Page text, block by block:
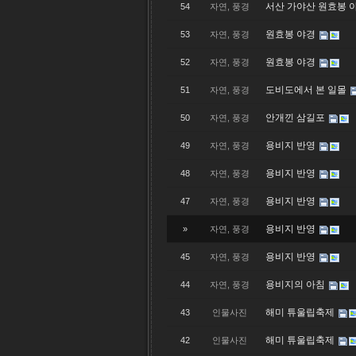
54 자연, 풍경 서산 가야산 원효봉
53 자연, 풍경 원효봉 야경
52 자연, 풍경 원효봉 야경
51 자연, 풍경 도비도에서 본 일몰
50 자연, 풍경 안개낀 삼길포
49 자연, 풍경 용비지 반영
48 자연, 풍경 용비지 반영
47 자연, 풍경 용비지 반영
» 자연, 풍경 용비지 반영
45 자연, 풍경 용비지 반영
44 자연, 풍경 용비지의 아침
43 인물사진 해미 튜울립축제
42 인물사진 해미 튜울립축제